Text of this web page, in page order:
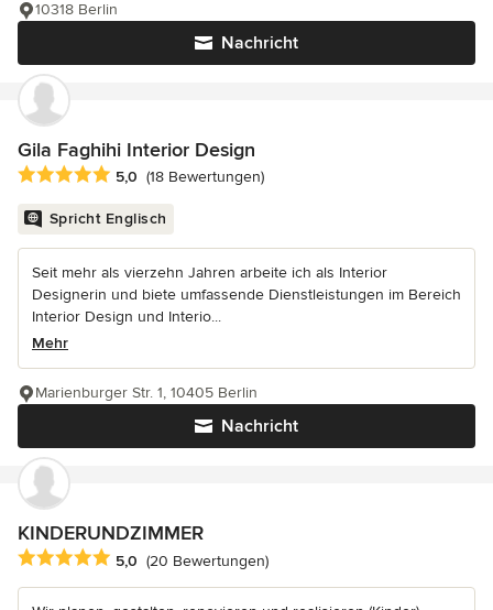
Nachricht
10318 Berlin
Gila Faghihi Interior Design
Durchschnittliche Bewertung: 5 von 5 Sternen
5,0 (18 Bewertungen)
Spricht Englisch
Seit mehr als vierzehn Jahren arbeite ich als Interior
Designerin und biete umfassende Dienstleistungen im Bereich
Interior Design und Interio...
Mehr
Nachricht
Marienburger Str. 1, 10405 Berlin
KINDERUNDZIMMER
Durchschnittliche Bewertung: 5 von 5 Sternen
5,0 (20 Bewertungen)